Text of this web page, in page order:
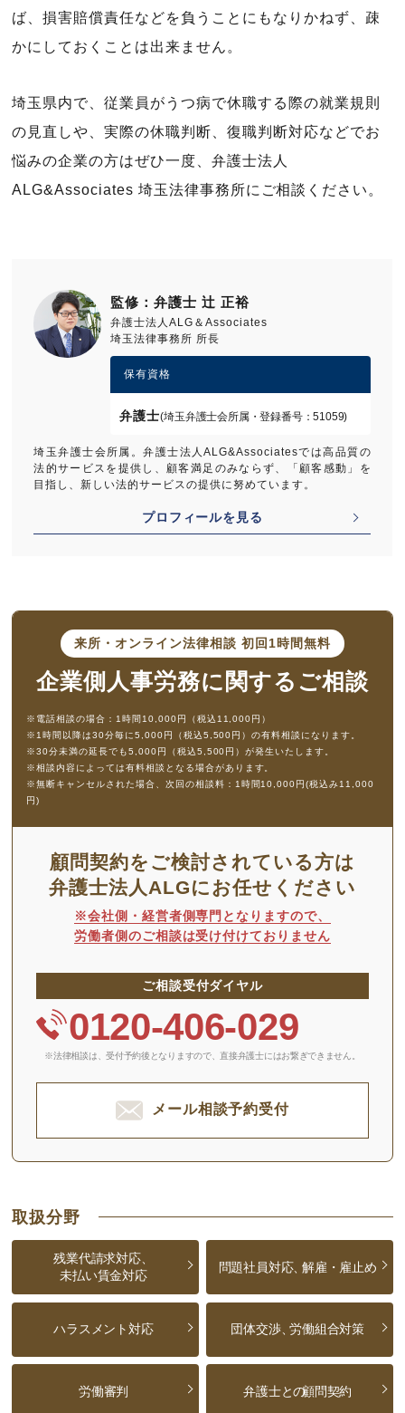
ば、損害賠償責任などを負うことにもなりかねず、疎
かにしておくことは出来ません。
埼玉県内で、従業員がうつ病で休職する際の就業規則
の見直しや、実際の休職判断、復職判断対応などでお
悩みの企業の方はぜひ一度、弁護士法人
ALG&Associates 埼玉法律事務所にご相談ください。
監修：弁護士 辻 正裕
弁護士法人ALG＆Associates
埼玉法律事務所 所長
保有資格
弁護士(埼玉弁護士会所属・登録番号：51059)
埼玉弁護士会所属。弁護士法人ALG&Associatesでは高品質の
法的サービスを提供し、顧客満足のみならず、「顧客感動」を
目指し、新しい法的サービスの提供に努めています。
プロフィールを見る
来所・オンライン法律相談 初回1時間無料
企業側人事労務に 関するご相談
※電話相談の場合：1時間10,000円（税込11,000円）
※1時間以降は30分毎に5,000円（税込5,500円）の有料相談になります。
※30分未満の延長でも5,000円（税込5,500円）が発生いたします。
※相談内容によっては有料相談となる場合があります。
※無断キャンセルされた場合、次回の相談料：1時間10,000円(税込み11,000
円)
顧問契約をご検討されている方は
弁護士法人ALGにお任せください
※会社側・経営者側専門となりますので、
労働者側のご相談は受け付けておりません
ご相談受付ダイヤル
0120-406-029
※法律相談は、受付予約後となりますので、 直接弁護士にはお繋ぎできません。
メール相談予約受付
取扱分野
残業代請求対応、
未払い賃金対応
問題社員対応、解雇・雇止め
ハラスメント対応 団体交渉、労働組合対策
労働審判 弁護士との顧問契約